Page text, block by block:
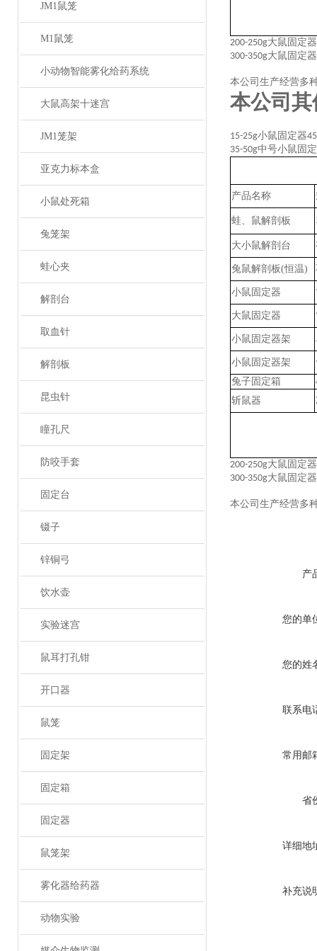
JM1鼠笼
M1鼠笼
小动物智能雾化给药系统
大鼠高架十迷宫
JM1笼架
亚克力标本盒
小鼠处死箱
兔笼架
蛙心夹
解剖台
取血针
解剖板
昆虫针
瞳孔尺
防咬手套
固定台
镊子
锌铜弓
饮水壶
实验迷宫
鼠耳打孔钳
开口器
鼠笼
固定架
固定箱
固定器
鼠笼架
雾化器给药器
动物实验
200-250g大鼠固定器
300-350g大鼠固定器
本公司生产经营多
本公司
15-25g小鼠固定器45
35-50g中号小鼠固
产品名称
蛙、鼠解剖板
大小鼠解剖台
兔鼠解剖板(恒温)
小鼠固定器
大鼠固定器
小鼠固定器架
小鼠固定器架
兔子固定箱
斩鼠器
200-250g大鼠固定器
300-350g大鼠固定器
本公司生产经营多
产
您的单
您的姓
联系电
常用邮
省
详细地
补充说